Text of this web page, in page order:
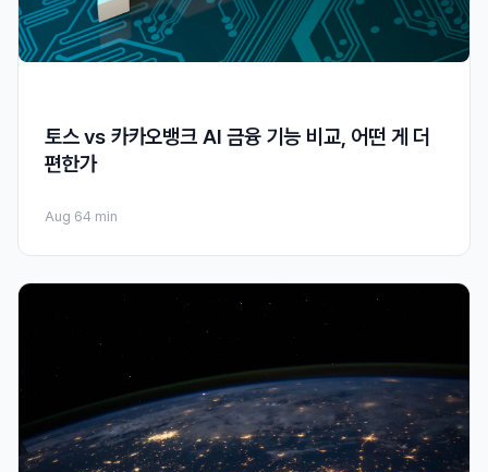
토스 vs 카카오뱅크 AI 금융 기능 비교, 어떤 게 더
편한가
Aug 64 min